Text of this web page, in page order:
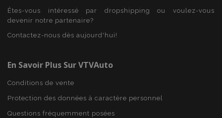
Êtes-vous intéressé par dropshipping ou voulez-vous
devenir notre partenaire?
Contactez-nous dès aujourd'hui!
En Savoir Plus Sur VTVAuto
Conditions de vente
Protection des données à caractère personnel
Questions fréquemment posées
Fonctionnalité
Strictement nécessaires
Les cookies strictement nécessaires habilitent des